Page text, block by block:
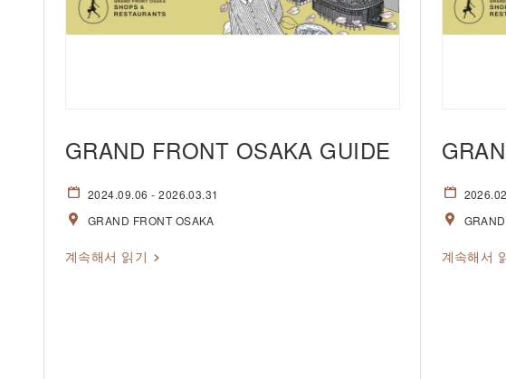
GRAND FRONT OSAKA GUIDE
2024.09.06 - 2026.03.31
GRAND FRONT OSAKA
계속해서 읽기 계속해서